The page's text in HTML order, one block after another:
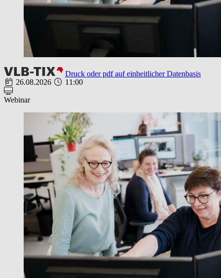
Druck oder pdf auf einheitlicher Datenbasis
26.08.2026
11:00
Webinar